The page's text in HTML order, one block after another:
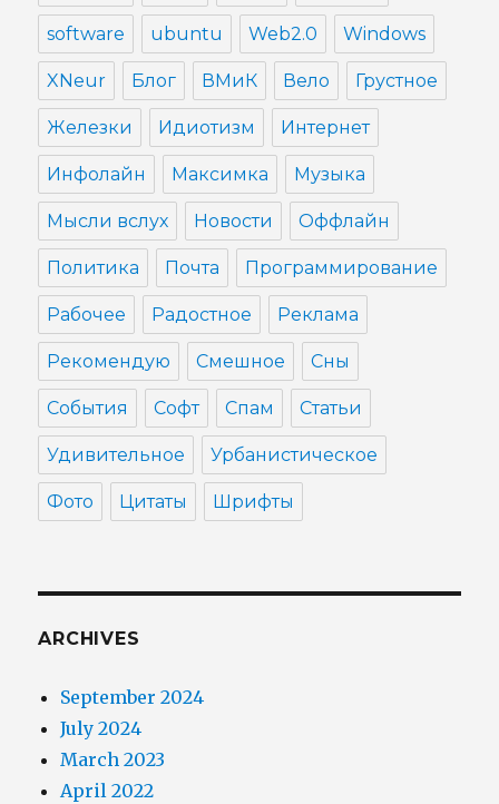
software ubuntu Web2.0 Windows
XNeur Блог ВМиК Вело Грустное
Железки Идиотизм Интернет
Инфолайн Максимка Музыка
Мысли вслух Новости Оффлайн
Политика Почта Программирование
Рабочее Радостное Реклама
Рекомендую Смешное Сны
События Софт Спам Статьи
Удивительное Урбанистическое
Фото Цитаты Шрифты
ARCHIVES
September 2024
July 2024
March 2023
April 2022